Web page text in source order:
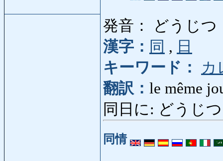
発音： どうじつ
漢字： 同 , 日
キーワード：
カ
翻訳： le même
同日に: どうじつ
同情